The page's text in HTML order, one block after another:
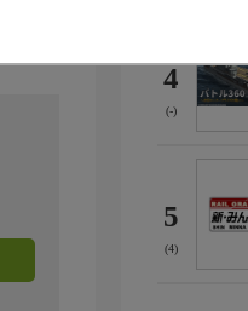
4
(-)
5
(4)